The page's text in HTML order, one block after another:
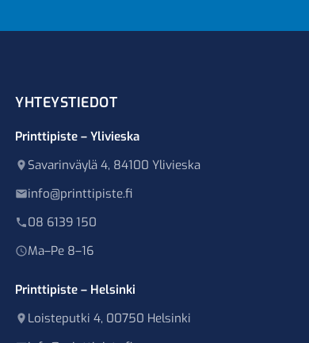
YHTEYSTIEDOT
Printtipiste – Ylivieska
Savarinväylä 4, 84100 Ylivieska
info@printtipiste.fi
08 6139 150
Ma–Pe 8–16
Printtipiste – Helsinki
Loisteputki 4, 00750 Helsinki